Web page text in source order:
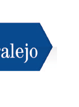
El Club